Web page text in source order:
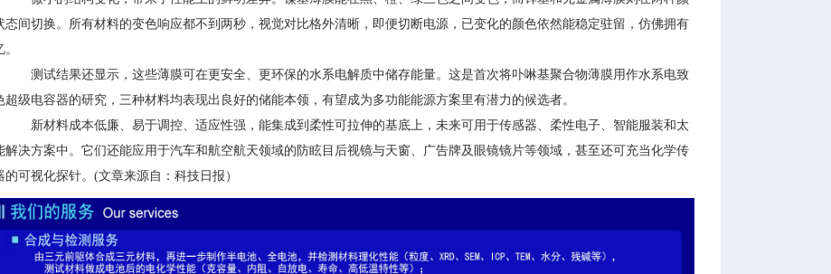
态间切换。所有材料的变色响应都不到两秒，视觉对比格外清晰，即便切断电源，已变化的颜色依然能稳定驻留，仿佛拥有
测试结果还显示，这些薄膜可在更安全、更环保的水系电解质中储存能量。这是首次将卟啉基聚合物薄膜用作水系电致
超级电容器的研究，三种材料均表现出良好的储能本领，有望成为多功能能源方案里有潜力的候选者。
新材料成本低廉、易于调控、适应性强，能集成到柔性可拉伸的基底上，未来可用于传感器、柔性电子、智能服装和太
解决方案中。它们还能应用于汽车和航空航天领域的防眩目后视镜与天窗、广告牌及眼镜镜片等领域，甚至还可充当化学传
的可视化探针。(文章来源自：科技日报）